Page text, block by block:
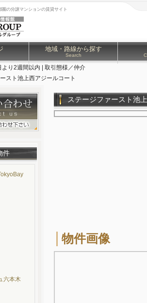
圏の分譲マンションの賃貸サイト
地域・路線から探す
Search
り2週間以内 | 取引態様／仲介
スト池上西アジールコート
ステージファースト池
物件画像
件
六本木